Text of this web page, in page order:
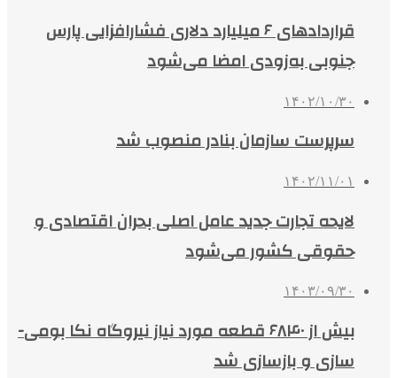
قراردادهای ۶ میلیارد دلاری فشارافزایی پارس‌
جنوبی به‌زودی امضا می‌شود
۱۴۰۲/۱۰/۳۰
سرپرست سازمان بنادر منصوب شد
۱۴۰۲/۱۱/۰۱
لایحه تجارت جدید عامل اصلی بحران اقتصادی و
حقوقی کشور می‌شود
۱۴۰۳/۰۹/۳۰
بیش از ۶۸۴۰ قطعه مورد نیاز نیروگاه نکا بومی­
سازی و بازسازی شد